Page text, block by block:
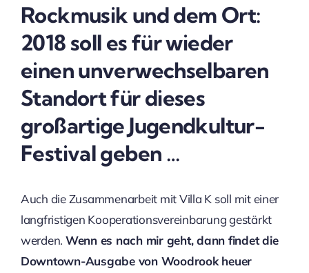
Rockmusik und dem Ort:
2018 soll es für wieder
einen unverwechselbaren
Standort für dieses
großartige Jugendkultur-
Festival geben …
Auch die Zusammenarbeit mit Villa K soll mit einer
langfristigen Kooperationsvereinbarung gestärkt
werden. Wenn es nach mir geht, dann findet die
Downtown-Ausgabe von Woodrook heuer